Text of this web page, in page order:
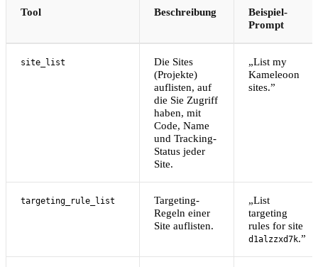
Tool Beschreibung
Beispiel-
Prompt
site_list
Die Sites
(Projekte)
auflisten, auf
die Sie Zugriff
haben, mit
Code, Name
und Tracking-
Status jeder
Site.
„List my
Kameleoon
sites.”
targeting_rule_list
Targeting-
Regeln einer
Site auflisten.
„List
targeting
rules for site
d1alzzxd7k.”